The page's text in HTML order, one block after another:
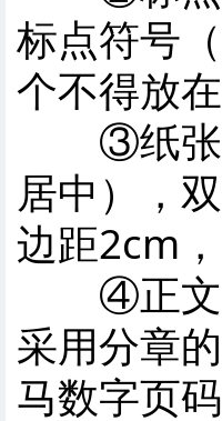
标点符号
个不得放在
③纸张尺
居中），
边距2cm，
④正文及
采用分章
马数字页码